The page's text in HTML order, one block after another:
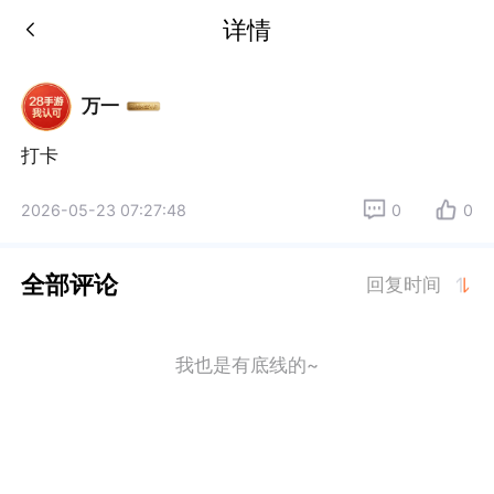
详情
万一
打卡
2026-05-23 07:27:48 0 0
全部评论 回复时间
我也是有底线的~